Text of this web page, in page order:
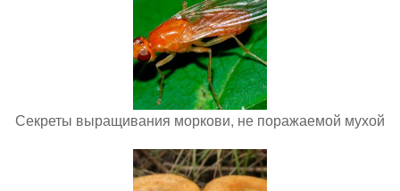
Секреты выращивания моркови, не поражаемой мухой